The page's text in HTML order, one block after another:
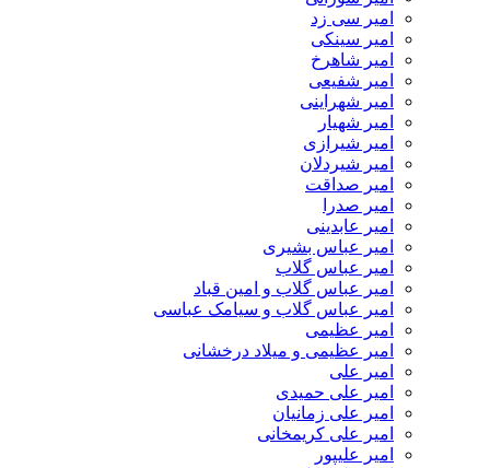
امیر سی زد
امیر سینکی
امیر شاهرخ
امیر شفیعی
امیر شهراینی
امیر شهیار
امیر شیرازی
امیر شیردلان
امیر صداقت
امیر صدرا
امیر عابدینی
امیر عباس بشیری
امیر عباس گلاب
امیر عباس گلاب و امین قباد
امیر عباس گلاب و سیامک عباسی
امیر عظیمی
امیر عظیمی و میلاد درخشانی
امیر علی
امیر علی حمیدی
امیر علی زمانیان
امیر علی کریمخانی
امیر علیپور